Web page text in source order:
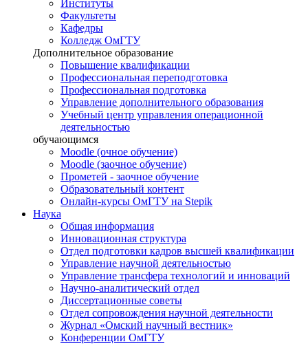
Институты
Факультеты
Кафедры
Колледж ОмГТУ
Дополнительное образование
Повышение квалификации
Профессиональная переподготовка
Профессиональная подготовка
Управление дополнительного образования
Учебный центр управления операционной
деятельностью
обучающимся
Moodle (очное обучение)
Moodle (заочное обучение)
Прометей - заочное обучение
Образовательный контент
Онлайн-курсы ОмГТУ на Stepik
Наука
Общая информация
Инновационная структура
Отдел подготовки кадров высшей квалификации
Управление научной деятельностью
Управление трансфера технологий и инноваций
Научно-аналитический отдел
Диссертационные советы
Отдел сопровождения научной деятельности
Журнал «Омский научный вестник»
Конференции ОмГТУ